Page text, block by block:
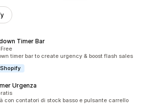
Timer Bar
totali
Free
timer bar to create urgency & boost flash sales
Urgenza
totali
con contatori di stock basso e pulsante carrello